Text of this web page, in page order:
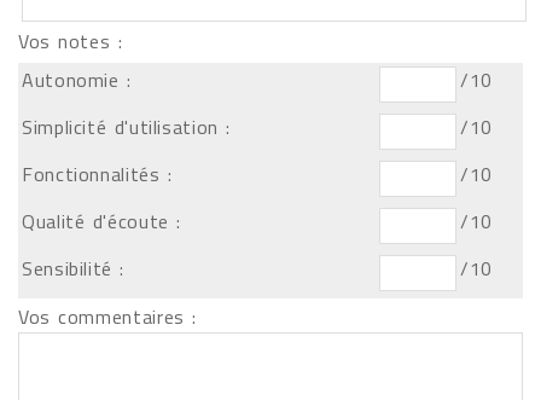
Vos notes :
Autonomie :
/10
Simplicité d'utilisation :
/10
Fonctionnalités :
/10
Qualité d'écoute :
/10
Sensibilité :
/10
Vos commentaires :